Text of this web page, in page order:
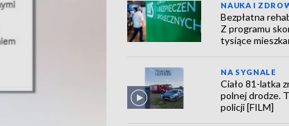
NAUKA I
Bezpłatna
Z programu
tysiące
NA SYGNALE
Ciało 81-latka
polnej drodze.
policji [FILM]